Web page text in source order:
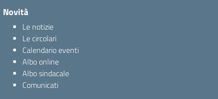
Novità
Le notizie
Le circolari
Calendario eventi
Albo online
Albo sindacale
Comunicati